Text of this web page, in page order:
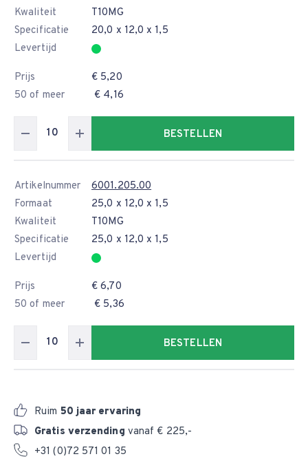
Kwaliteit
T10MG
Specificatie
20,0 x 12,0 x 1,5
Levertijd
Prijs
€ 5,20
50 of meer
€ 4,16
BESTELLEN
Artikelnummer
6001.205.00
Formaat
25,0 x 12,0 x 1,5
Kwaliteit
T10MG
Specificatie
25,0 x 12,0 x 1,5
Levertijd
Prijs
€ 6,70
50 of meer
€ 5,36
BESTELLEN
Ruim 50 jaar ervaring
Gratis verzending vanaf € 225,-
+31 (0)72 571 01 35